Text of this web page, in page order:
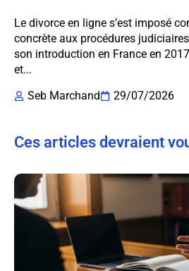
Le divorce en ligne s’est imposé
concrète aux procédures
son introduction en France en
et...
Seb Marchand
29/07/2026
Ces articles devraient